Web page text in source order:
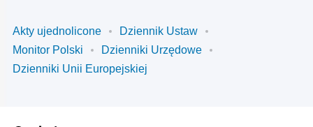
Akty ujednolicone
Dziennik Ustaw
Monitor Polski
Dzienniki Urzędowe
Dzienniki Unii Europejskiej